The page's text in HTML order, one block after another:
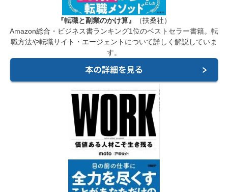
『転職と副業のかけ算』
（扶桑社）
Amazon総合・ビジネス書ランキング1位のベストセラー書籍。転
職方法や転職サイト・エージェントについて詳しく解説していま
す。